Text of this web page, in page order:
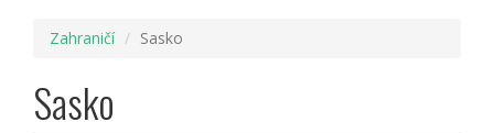
Zahraničí Sasko
Sasko